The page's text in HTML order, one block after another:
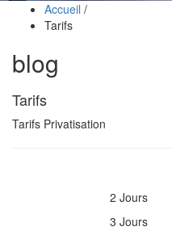
Accueil /
Tarifs
blog
Tarifs
Tarifs Privatisation
2 Jours
3 Jours